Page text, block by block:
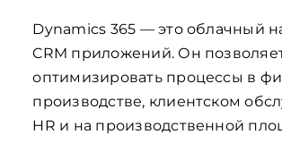
Dynamics 365 — это облачный
CRM приложений. Он
оптимизировать процессы в
производстве, клиентском
HR и на производственной